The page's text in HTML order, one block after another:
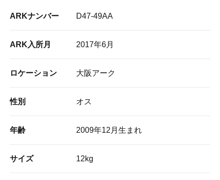
ARKナンバー D47-49AA
ARK入所月 2017年6月
ロケーション 大阪アーク
性別 オス
年齢 2009年12月生まれ
サイズ 12kg